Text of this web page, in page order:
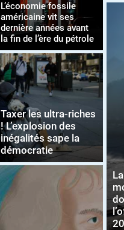
L’économie fossile
américaine vit ses
dernière années avant
la fin de l’ère du pétrole
Taxer les ultra-riches
! L’explosion des
inégalités sape la
démocratie